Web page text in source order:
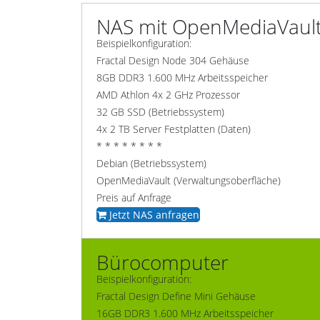
NAS mit
Beispielkonfiguration:
Fractal Design Node 304 Gehäuse
8GB DDR3 1.600 MHz Arbeitsspeicher
AMD Athlon 4x 2 GHz Prozessor
32 GB SSD (Betriebssystem)
4x 2 TB Server Festplatten (Daten)
* * * * * * * *
Debian (Betriebssystem)
OpenMediaVault (Verwaltungsoberfläche)
Preis auf Anfrage
Jetzt NAS anfragen
Bürocomputer
Beispielkonfiguration:
Fractal Design Define Mini Gehäuse
16GB DDR3 1.600 MHz Arbeitsspeicher